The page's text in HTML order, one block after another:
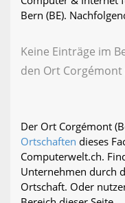
Bern (BE).
Keine Einträge im
den Ort Corgémont
Der Ort Corgémont
Ortschaften dieses
Computerwelt.ch.
Unternehmen durch
Ortschaft. Oder